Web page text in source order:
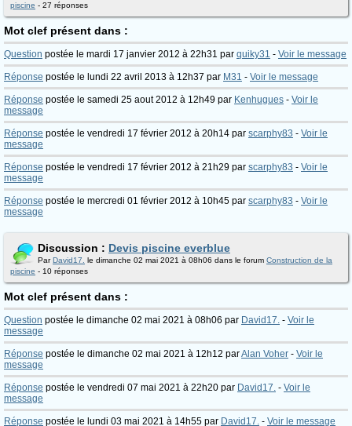
piscine - 27 réponses
Mot clef présent dans :
Question postée le mardi 17 janvier 2012 à 22h31 par quiky31 - Voir le message
Réponse postée le lundi 22 avril 2013 à 12h37 par M31 - Voir le message
Réponse postée le samedi 25 aout 2012 à 12h49 par Kenhugues - Voir le
message
Réponse postée le vendredi 17 février 2012 à 20h14 par scarphy83 - Voir le
message
Réponse postée le vendredi 17 février 2012 à 21h29 par scarphy83 - Voir le
message
Réponse postée le mercredi 01 février 2012 à 10h45 par scarphy83 - Voir le
message
Discussion : Devis piscine everblue
ParDavid17. le dimanche 02 mai 2021 à 08h06 dans le forum Construction de la
piscine - 10 réponses
Mot clef présent dans :
Question postée le dimanche 02 mai 2021 à 08h06 par David17. - Voir le
message
Réponse postée le dimanche 02 mai 2021 à 12h12 parAlan Voher - Voir le
message
Réponse postée le vendredi 07 mai 2021 à 22h20 par David17. - Voir le
message
Réponse postée le lundi 03 mai 2021 à 14h55 par David17. - Voir le message